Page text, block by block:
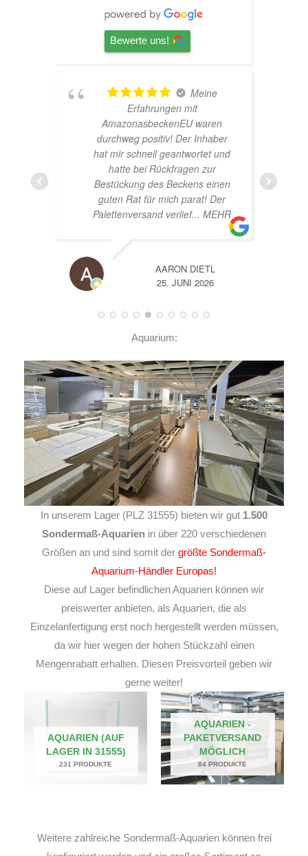
Bewerte uns!
Meine
Erfahrungen mit
AmazonasbeckenEU waren
durchweg positiv! Der Inhaber
hat mir schnell geantwortet und
hatte bei Rückfragen zur
Bestückung des Beckens einen
guten Rat für mich parat! Der
Palettenversand verlief... MEHR
AARON DIETL
25. JUNI 2026
Aquarium:
In unserem Lager (PLZ 31555) bieten wir gut 1.500
Sondermaß-Aquarien in über 220 verschiedenen
Größen an und sind somit der größte Sondermaß-
Aquarium-Händler Europas!
Diese auf Lager befindlichen Aquarien können wir
preiswerter anbieten, als Aquarien, die als
Einzelanfertigung erst noch hergestellt werden müssen,
da wir hier wegen der hohen Stückzahl einen
Mengenrabatt erhalten. Diesen Preisvorteil geben wir
gerne weiter!
AQUARIEN (AUF
LAGER IN 31555)
231 PRODUKTE
AQUARIEN -
PAKETVERSAND
MÖGLICH
84 PRODUKTE
Weitere zahlreiche Sondermaß-Aquarien können frei